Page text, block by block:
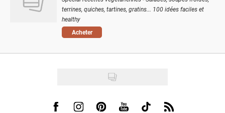
terrines, quiches, tartines, gratins... 100 idées faciles et
healthy
Acheter
Visit us on Facebook
Visit us on Instagram
Visit us on Pinterest
Visit us on Youtube
Visit us on Tiktok
Visit us on Rss